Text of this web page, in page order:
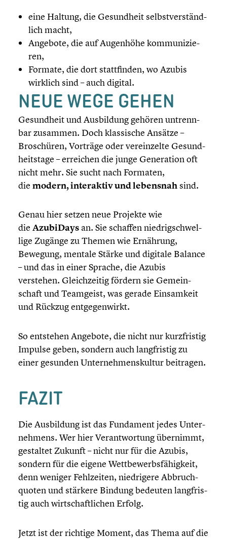
eine Haltung, die Gesund­heit selbst­ver­ständ­
lich macht,
Angebote, die auf Augenhöhe kommu­ni­zie­
ren,
Formate, die dort statt­fin­den, wo Azubis
wirklich sind – auch digital.
NEUE WEGE GEHEN
Gesund­heit und Ausbil­dung gehören untrenn­
bar zusammen. Doch klassi­sche Ansätze –
Broschü­ren, Vorträge oder verein­zelte Gesund­
heits­tage – erreichen die junge Genera­tion oft
nicht mehr. Sie sucht nach Formaten,
die modern, inter­ak­tiv und lebensnah sind.
Genau hier setzen neue Projekte wie
die AzubiDays an. Sie schaffen niedrig­schwel­
lige Zugänge zu Themen wie Ernährung,
Bewegung, mentale Stärke und digitale Balance
– und das in einer Sprache, die Azubis
verstehen. Gleich­zei­tig fördern sie Gemein­
schaft und Teamgeist, was gerade Einsam­keit
und Rückzug entge­gen­wirkt.
So entstehen Angebote, die nicht nur kurzfris­tig
Impulse geben, sondern auch langfris­tig zu
einer gesunden Unter­neh­mens­kul­tur beitragen.
FAZIT
Die Ausbil­dung ist das Fundament jedes Unter­
neh­mens. Wer hier Verant­wor­tung übernimmt,
gestaltet Zukunft – nicht nur für die Azubis,
sondern für die eigene Wettbe­werbs­fä­hig­keit,
denn weniger Fehlzei­ten, niedri­gere Abbruch­
quo­ten und stärkere Bindung bedeuten langfris­
tig auch wirtschaft­li­chen Erfolg.
Jetzt ist der richtige Moment, das Thema auf die